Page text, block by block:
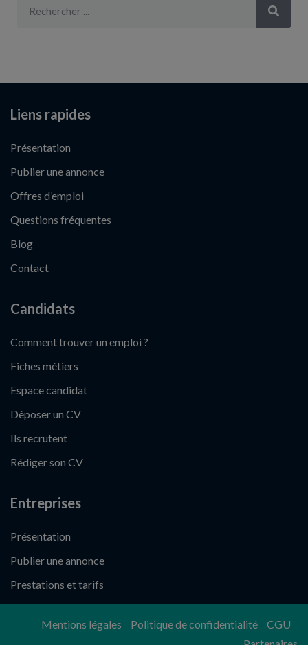
Liens rapides
Présentation
Publier une annonce
Offres d’emploi
Questions fréquentes
Blog
Contact
Candidats
Comment trouver un emploi ?
Fiches métiers
Espace candidat
Déposer un CV
Ils recrutent
Rédiger son CV
Entreprises
Présentation
Publier une annonce
Prestations et tarifs
Mentions légales Politique de confidentialité
CGU